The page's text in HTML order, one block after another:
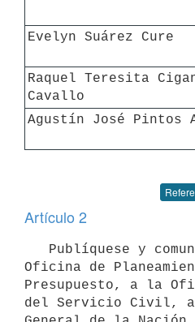
Evelyn Suárez Cure
Raquel Teresita
Cavallo
Agustín José Pintos
Artículo 2
Oficina de
Presupuesto, a la
del Servicio Civil, a